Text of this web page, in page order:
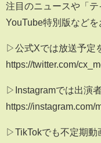
注目のニュースや「
YouTube特別版などを
▷公式Xでは放送予定
https://twitter.com/
▷Instagramでは出演
https://instagram.com/
▷TikTokでも不定期動